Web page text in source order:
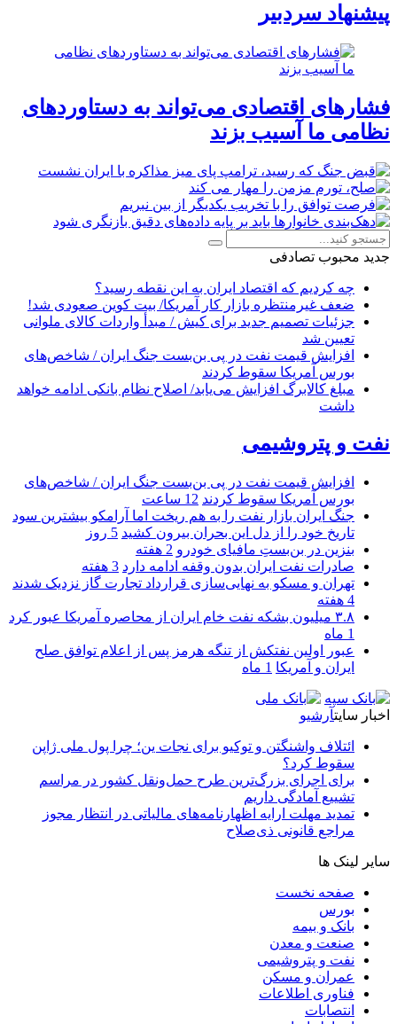
پیشنهاد سردبیر
فشارهای اقتصادی می‌تواند به دستاوردهای
نظامی ما آسیب بزند
جدید محبوب تصادفی
چه کردیم که اقتصاد ایران به این نقطه رسید؟
ضعف غیرمنتظره بازار کار آمریکا/ بیت کوین صعودی شد!
جزئیات تصمیم جدید برای کیش / مبدأ واردات کالای ملوانی
تعیین شد
افزایش قیمت نفت در پی بن‌بست جنگ ایران / شاخص‌های
بورس آمریکا سقوط کردند
مبلغ کالابرگ افزایش می‌یابد/ اصلاح نظام بانکی ادامه خواهد
داشت
نفت و پتروشیمی
افزایش قیمت نفت در پی بن‌بست جنگ ایران / شاخص‌های
بورس آمریکا سقوط کردند 12 ساعت
جنگ ایران بازار نفت را به هم ریخت اما آرامکو بیشترین سود
تاریخ خود را از دل این بحران بیرون کشید 5 روز
بنزین در بن‌بستِ مافیای خودرو 2 هفته
صادرات نفت ایران بدون وقفه ادامه دارد 3 هفته
تهران و مسکو به نهایی‌سازی قرارداد تجارت گاز نزدیک شدند
4 هفته
۳.۸ میلیون بشکه نفت خام ایران از محاصره آمریکا عبور کرد
1 ماه
عبور اولین نفتکش از تنگه هرمز پس از اعلام توافق صلح
ایران و آمریکا 1 ماه
اخبار سایتآرشیو
ائتلاف واشنگتن و توکیو برای نجات ین؛ چرا پول ملی ژاپن
سقوط کرد؟
برای اجرای بزرگ‌ترین طرح حمل‌ونقل کشور در مراسم
تشییع آمادگی داریم
تمدید مهلت ارایه اظهارنامه‌های مالیاتی در انتظار مجوز
مراجع قانونی ذی‌‏صلاح
سایر لینک ها
صفحه نخست
بورس
بانک و بیمه
صنعت و معدن
نفت و پتروشیمی
عمران و مسکن
فناوری اطلاعات
انتصابات